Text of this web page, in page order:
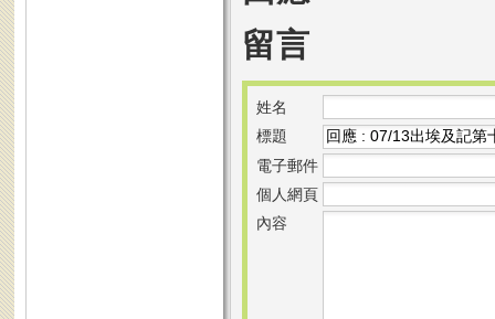
留言
姓名
標題
電子郵件
個人網頁
內容